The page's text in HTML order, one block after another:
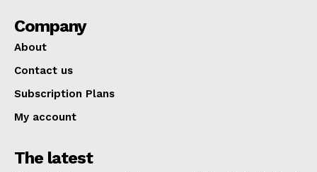
Company
About
Contact us
Subscription Plans
My account
The latest